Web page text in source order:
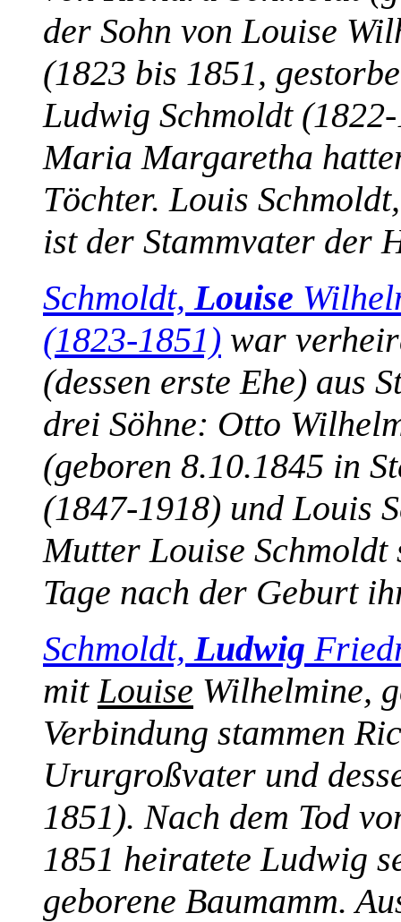
der Sohn von Louise
(1823 bis 1851,
Ludwig Schmoldt
Maria Margaretha
Töchter. Louis
ist der Stammvater der
Schmoldt,Louise
(1823-1851) war
(dessen erste Ehe) aus
drei Söhne: Otto
(geboren 8.10.1845 in
(1847-1918) und Louis
Mutter Louise
Tage nach der Geburt
Schmoldt,Ludwig
mitLouise Wilhelmine,
Verbindung stammen
Ururgroßvater und
1851). Nach dem Tod
1851 heiratete Ludwig
geborene Baumamm.